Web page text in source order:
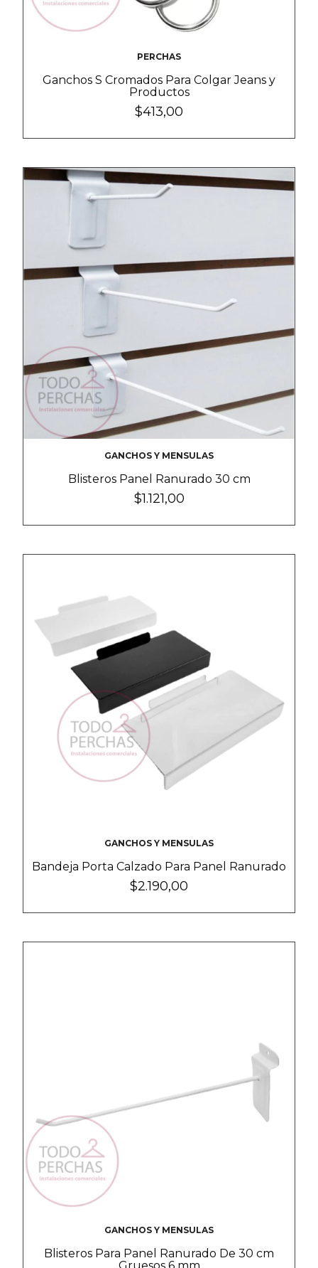
PERCHAS
Ganchos S Cromados Para Colgar Jeans y
Productos
$413,00
GANCHOS Y MENSULAS
Blisteros Panel Ranurado 30 cm
$1.121,00
GANCHOS Y MENSULAS
Bandeja Porta Calzado Para Panel Ranurado
$2.190,00
GANCHOS Y MENSULAS
Blisteros Para Panel Ranurado De 30 cm
Gruesos 6 mm